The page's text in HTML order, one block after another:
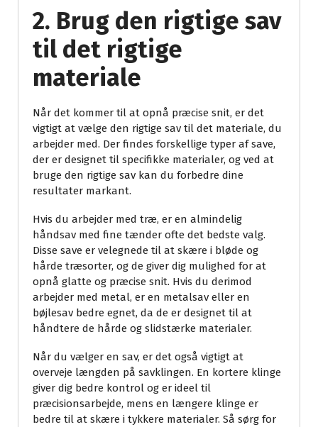
2. Brug den rigtige sav
til det rigtige
materiale
Når det kommer til at opnå præcise snit, er det
vigtigt at vælge den rigtige sav til det materiale, du
arbejder med. Der findes forskellige typer af save,
der er designet til specifikke materialer, og ved at
bruge den rigtige sav kan du forbedre dine
resultater markant.
Hvis du arbejder med træ, er en almindelig
håndsav med fine tænder ofte det bedste valg.
Disse save er velegnede til at skære i bløde og
hårde træsorter, og de giver dig mulighed for at
opnå glatte og præcise snit. Hvis du derimod
arbejder med metal, er en metalsav eller en
bøjlesav bedre egnet, da de er designet til at
håndtere de hårde og slidstærke materialer.
Når du vælger en sav, er det også vigtigt at
overveje længden på savklingen. En kortere klinge
giver dig bedre kontrol og er ideel til
præcisionsarbejde, mens en længere klinge er
bedre til at skære i tykkere materialer. Så sørg for